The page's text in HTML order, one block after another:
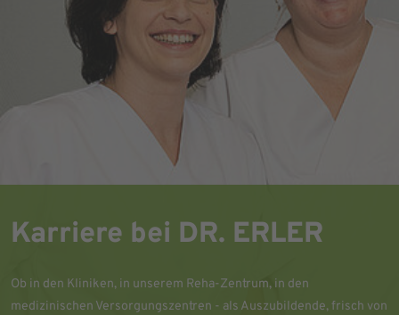
Karriere bei DR. ERLER
Ob in den Kliniken, in unserem Reha-Zentrum, in den
medizinischen Versorgungszentren - als Auszubildende, frisch von